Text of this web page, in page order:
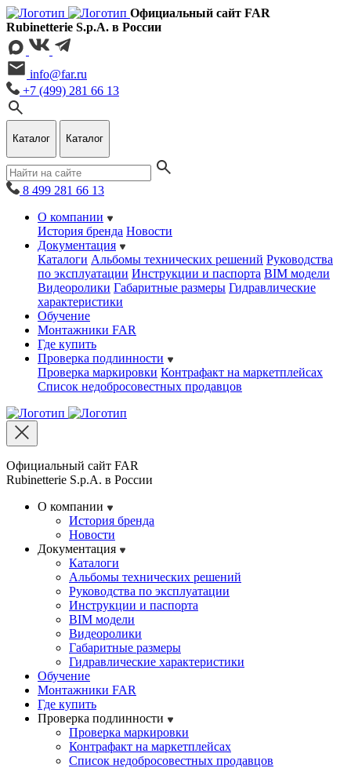
Официальный сайт FAR
Rubinetterie S.p.A. в России
info@far.ru
+7 (499) 281 66 13
Каталог Каталог
8 499 281 66 13
О компании
История бренда Новости
Документация
Каталоги Альбомы технических решений Руководства
по эксплуатации Инструкции и паспорта BIM модели
Видеоролики Габаритные размеры Гидравлические
характеристики
Обучение
Монтажники FAR
Где купить
Проверка подлинности
Проверка маркировки Контрафакт на маркетплейсах
Cписок недобросовестных продавцов
Официальный сайт FAR
Rubinetterie S.p.A. в России
О компании
История бренда
Новости
Документация
Каталоги
Альбомы технических решений
Руководства по эксплуатации
Инструкции и паспорта
BIM модели
Видеоролики
Габаритные размеры
Гидравлические характеристики
Обучение
Монтажники FAR
Где купить
Проверка подлинности
Проверка маркировки
Контрафакт на маркетплейсах
Cписок недобросовестных продавцов